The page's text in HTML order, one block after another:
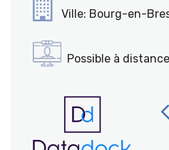
Ville: Bourg-en-
Possible à distance